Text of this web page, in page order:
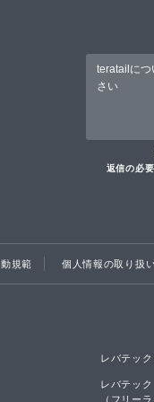
返信の必
規範 個人情報の取り扱
レバテック
レバテック
（フリー